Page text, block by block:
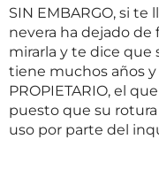
SIN EMBARGO, si
nevera ha dejado de
mirarla y te dice que
tiene muchos años
PROPIETARIO, el
puesto que su
uso por parte del